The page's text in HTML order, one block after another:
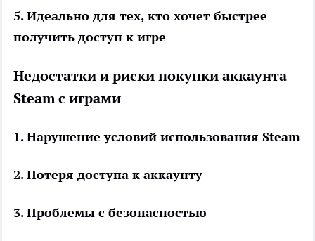
5. Идеально для тех, кто хочет быстрее
получить доступ к игре
Недостатки и риски покупки аккаунта
Steam с играми
1. Нарушение условий использования Steam
2. Потеря доступа к аккаунту
3. Проблемы с безопасностью